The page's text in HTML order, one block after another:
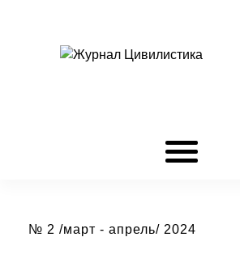
№ 2 /март - апрель/ 2024